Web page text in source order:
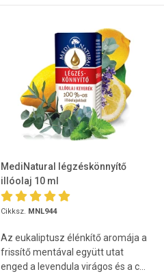
MediNatural légzéskönnyítő
illóolaj 10 ml
Cikksz. MNL944
Az eukaliptusz élénkítő aromája a
frissítő mentával együtt utat
enged a levendula virágos és a c...